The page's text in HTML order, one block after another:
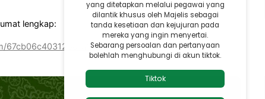
lengkap: